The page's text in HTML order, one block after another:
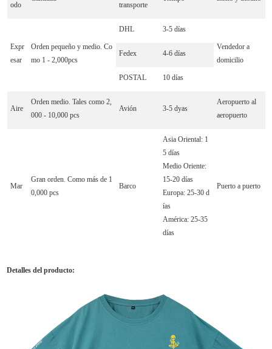
odo
transporte
Expr
esar
Orden pequeño y medio. Co
mo 1 - 2,000pcs
DHL 3-5 días
Vendedor a
domicilio
Fedex 4-6 días
POSTAL 10 días
Aire
Orden medio. Tales como 2,
000 - 10,000 pcs
Avión 3-5 dyas
Aeropuerto al
aeropuerto
Mar
Gran orden. Como más de 1
0,000 pcs
Barco
Asia Oriental: 1
5 días
Medio Oriente:
15-20 días
Europa: 25-30 d
ías
América: 25-35
días
Puerto a puerto
Detalles del producto: